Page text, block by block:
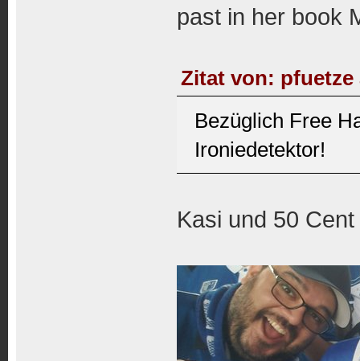
past in her book
Zitat von: pfuetze
Bezüglich Free
Ironiedetektor!
Kasi und 50 Cent